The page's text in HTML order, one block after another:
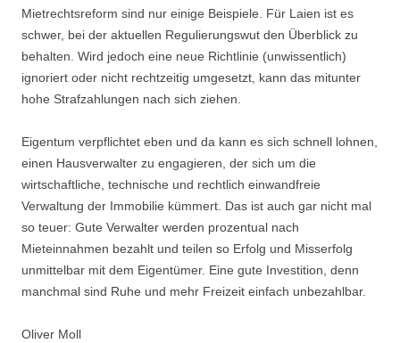
Mietrechtsreform sind nur einige Beispiele. Für Laien ist es
schwer, bei der aktuellen Regulierungswut den Überblick zu
behalten. Wird jedoch eine neue Richtlinie (unwissentlich)
ignoriert oder nicht rechtzeitig umgesetzt, kann das mitunter
hohe Strafzahlungen nach sich ziehen.
Eigentum verpflichtet eben und da kann es sich schnell lohnen,
einen Hausverwalter zu engagieren, der sich um die
wirtschaftliche, technische und rechtlich einwandfreie
Verwaltung der Immobilie kümmert. Das ist auch gar nicht mal
so teuer: Gute Verwalter werden prozentual nach
Mieteinnahmen bezahlt und teilen so Erfolg und Misserfolg
unmittelbar mit dem Eigentümer. Eine gute Investition, denn
manchmal sind Ruhe und mehr Freizeit einfach unbezahlbar.
Oliver Moll